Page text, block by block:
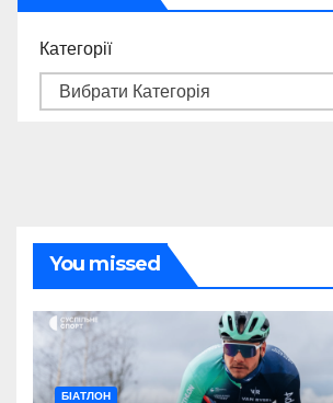
Категорії
You missed
БІАТЛОН